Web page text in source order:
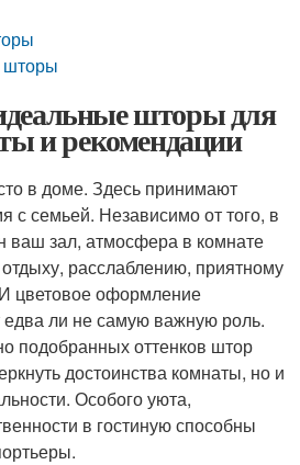
шторы
шторы для
и рекомендации
в доме. Здесь принимают
с семьей. Независимо от того, в
ваш зал, атмосфера в комнате
расслаблению, приятному
цветовое оформление
едва ли не самую важную роль.
подобранных оттенков штор
достоинства комнаты, но и
Особого уюта,
в гостиную способны